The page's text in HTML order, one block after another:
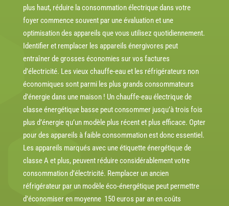
plus haut, réduire la consommation électrique dans votre
foyer commence souvent par une évaluation et une
optimisation des appareils que vous utilisez quotidiennement.
Identifier et remplacer les appareils énergivores peut
entraîner de grosses économies sur vos factures
d’électricité. Les vieux chauffe-eau et les réfrigérateurs non
économiques sont parmi les plus grands consommateurs
d’énergie dans une maison ! Un chauffe-eau électrique de
classe énergétique basse peut consommer jusqu’à trois fois
plus d’énergie qu’un modèle plus récent et plus efficace. Opter
pour des appareils à faible consommation est donc essentiel.
Les appareils marqués avec une étiquette énergétique de
classe A et plus, peuvent réduire considérablement votre
consommation d’électricité. Remplacer un ancien
réfrigérateur par un modèle éco-énergétique peut permettre
d’économiser en moyenne 150 euros par an en coûts